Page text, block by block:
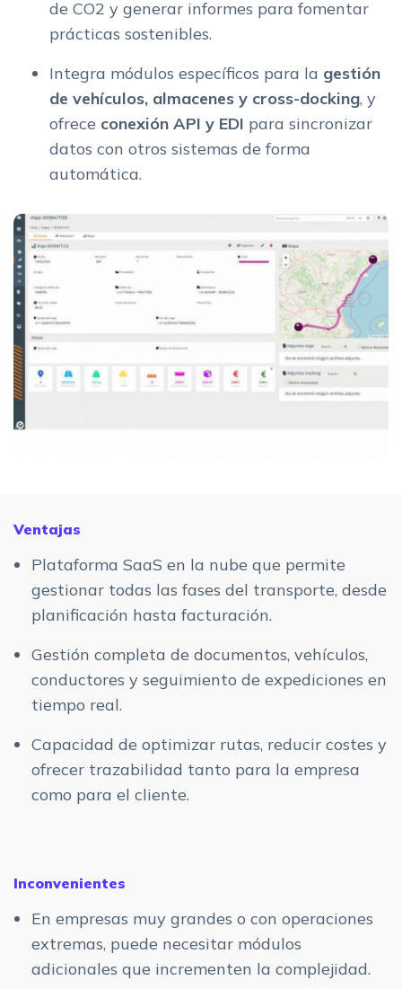
de CO2 y generar informes para fomentar
prácticas sostenibles.
Integra módulos específicos para la gestión
de vehículos, almacenes y cross-docking, y
ofrece conexión API y EDI para sincronizar
datos con otros sistemas de forma
automática.
Ventajas
Plataforma SaaS en la nube que permite
gestionar todas las fases del transporte, desde
planificación hasta facturación.
Gestión completa de documentos, vehículos,
conductores y seguimiento de expediciones en
tiempo real.
Capacidad de optimizar rutas, reducir costes y
ofrecer trazabilidad tanto para la empresa
como para el cliente.
Inconvenientes
En empresas muy grandes o con operaciones
extremas, puede necesitar módulos
adicionales que incrementen la complejidad.